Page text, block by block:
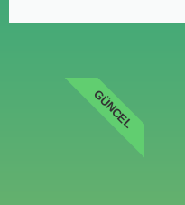
GÜNCEL